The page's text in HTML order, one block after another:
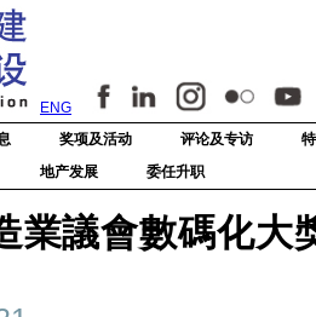
ENG
奖项及活动 评论及专访
地产发展 委任升职
業議會數碼化大